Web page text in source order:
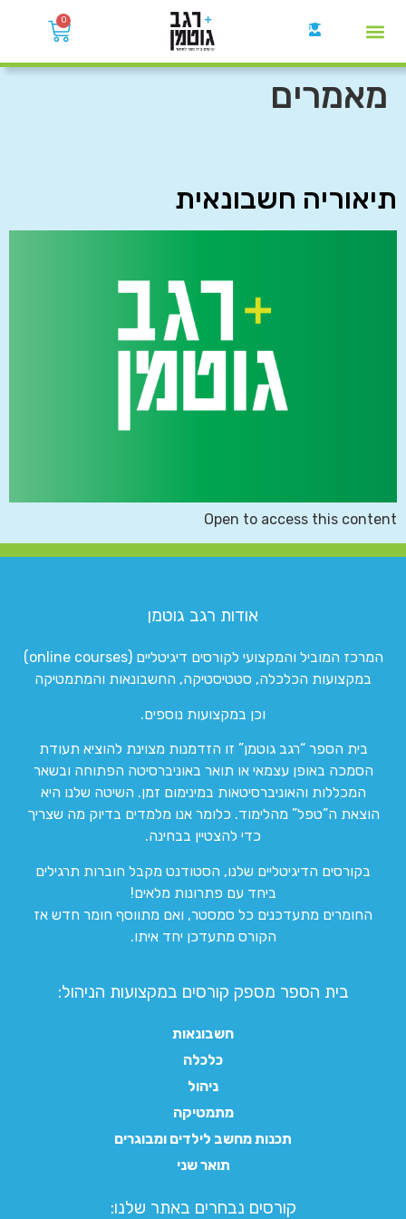
0
מאמרים
תיאוריה חשבונאית
Open to access this content
אודות רגב גוטמן
המרכז המוביל והמקצועי לקורסים דיגיטליים (online courses)
במקצועות הכלכלה, סטטיסטיקה, החשבונאות והמתמטיקה
וכן במקצועות נוספים.
בית הספר “רגב גוטמן” זו הזדמנות מצוינת להוציא תעודת
הסמכה באופן עצמאי או תואר באוניברסיטה הפתוחה ובשאר
המכללות והאוניברסיטאות במינימום זמן. השיטה שלנו היא
הוצאת ה”טפל” מהלימוד. כלומר אנו מלמדים בדיוק מה שצריך
כדי להצטיין בבחינה.
בקורסים הדיגיטליים שלנו, הסטודנט מקבל חוברות תרגילים
ביחד עם פתרונות מלאים!
החומרים מתעדכנים כל סמסטר, ואם מתווסף חומר חדש אז
הקורס מתעדכן יחד איתו.
בית הספר מספק קורסים במקצועות הניהול:
חשבונאות
כלכלה
ניהול
מתמטיקה
תכנות מחשב לילדים ומבוגרים
תואר שני
קורסים נבחרים באתר שלנו:​